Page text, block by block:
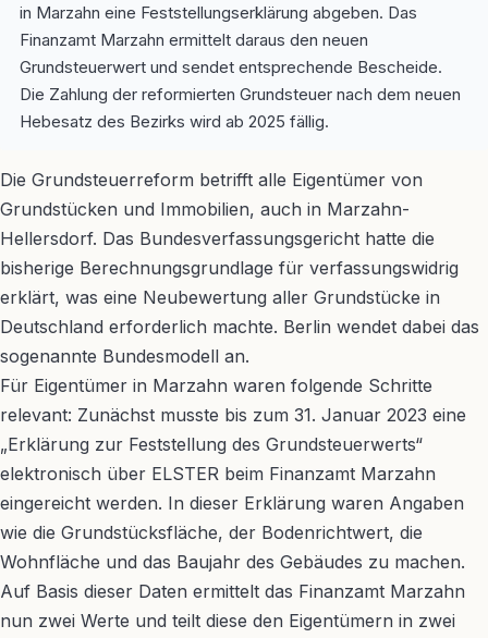
in Marzahn eine Feststellungserklärung abgeben. Das
Finanzamt Marzahn ermittelt daraus den neuen
Grundsteuerwert und sendet entsprechende Bescheide.
Die Zahlung der reformierten Grundsteuer nach dem neuen
Hebesatz des Bezirks wird ab 2025 fällig.
Die Grundsteuerreform betrifft alle Eigentümer von
Grundstücken und Immobilien, auch in Marzahn-
Hellersdorf. Das Bundesverfassungsgericht hatte die
bisherige Berechnungsgrundlage für verfassungswidrig
erklärt, was eine Neubewertung aller Grundstücke in
Deutschland erforderlich machte. Berlin wendet dabei das
sogenannte Bundesmodell an.
Für Eigentümer in Marzahn waren folgende Schritte
relevant: Zunächst musste bis zum 31. Januar 2023 eine
„Erklärung zur Feststellung des Grundsteuerwerts“
elektronisch über ELSTER beim Finanzamt Marzahn
eingereicht werden. In dieser Erklärung waren Angaben
wie die Grundstücksfläche, der Bodenrichtwert, die
Wohnfläche und das Baujahr des Gebäudes zu machen.
Auf Basis dieser Daten ermittelt das Finanzamt Marzahn
nun zwei Werte und teilt diese den Eigentümern in zwei